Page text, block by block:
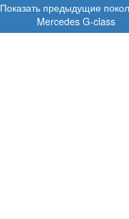
Показать предыдущие
Mercedes G-class